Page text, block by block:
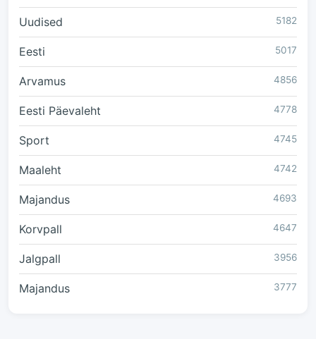
Uudised 5182
Eesti 5017
Arvamus 4856
Eesti Päevaleht 4778
Sport 4745
Maaleht 4742
Majandus 4693
Korvpall 4647
Jalgpall 3956
Majandus 3777